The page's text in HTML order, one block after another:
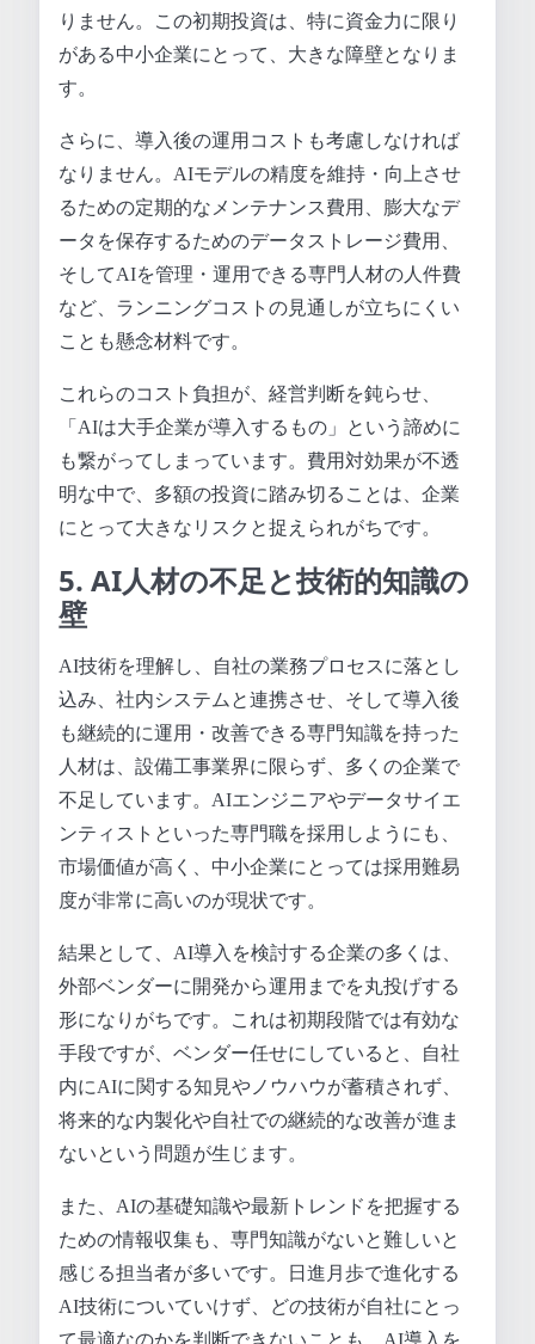
りません。この初期投資は、特に資金力に限り
がある中小企業にとって、大きな障壁となりま
す。
さらに、導入後の運用コストも考慮しなければ
なりません。AIモデルの精度を維持・向上させ
るための定期的なメンテナンス費用、膨大なデ
ータを保存するためのデータストレージ費用、
そしてAIを管理・運用できる専門人材の人件費
など、ランニングコストの見通しが立ちにくい
ことも懸念材料です。
これらのコスト負担が、経営判断を鈍らせ、
「AIは大手企業が導入するもの」という諦めに
も繋がってしまっています。費用対効果が不透
明な中で、多額の投資に踏み切ることは、企業
にとって大きなリスクと捉えられがちです。
5. AI人材の不足と技術的知識の
壁
AI技術を理解し、自社の業務プロセスに落とし
込み、社内システムと連携させ、そして導入後
も継続的に運用・改善できる専門知識を持った
人材は、設備工事業界に限らず、多くの企業で
不足しています。AIエンジニアやデータサイエ
ンティストといった専門職を採用しようにも、
市場価値が高く、中小企業にとっては採用難易
度が非常に高いのが現状です。
結果として、AI導入を検討する企業の多くは、
外部ベンダーに開発から運用までを丸投げする
形になりがちです。これは初期段階では有効な
手段ですが、ベンダー任せにしていると、自社
内にAIに関する知見やノウハウが蓄積されず、
将来的な内製化や自社での継続的な改善が進ま
ないという問題が生じます。
また、AIの基礎知識や最新トレンドを把握する
ための情報収集も、専門知識がないと難しいと
感じる担当者が多いです。日進月歩で進化する
AI技術についていけず、どの技術が自社にとっ
て最適なのかを判断できないことも、AI導入を